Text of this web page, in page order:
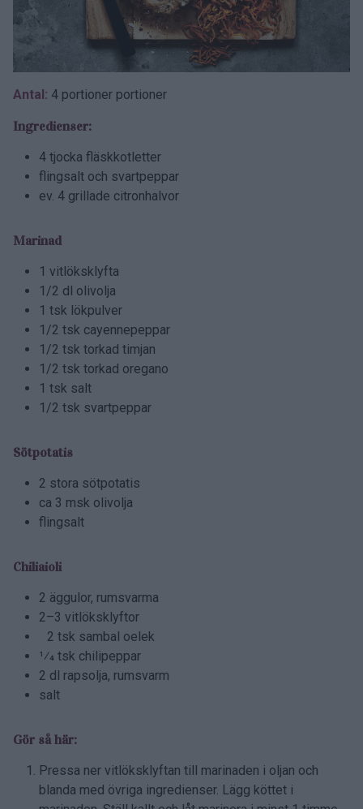
Antal: 4 portioner portioner
Ingredienser:
4 tjocka fläskkotletter
flingsalt och svartpeppar
ev. 4 grillade citronhalvor
Marinad
1 vitlöksklyfta
1/2 dl olivolja
1 tsk lökpulver
1/2 tsk cayennepeppar
1/2 tsk torkad timjan
1/2 tsk torkad oregano
1 tsk salt
1/2 tsk svartpeppar
Sötpotatis
2 stora sötpotatis
ca 3 msk olivolja
flingsalt
Chiliaioli
2 äggulor, rumsvarma
2–3 vitlöksklyftor
2 tsk sambal oelek
1⁄4 tsk chilipeppar
2 dl rapsolja, rumsvarm
salt
Gör så här:
Pressa ner vitlöksklyftan till marinaden i oljan och
blanda med övriga ingredienser. Lägg köttet i